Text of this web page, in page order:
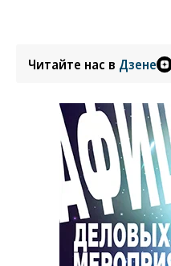
Читайте нас в Дзене